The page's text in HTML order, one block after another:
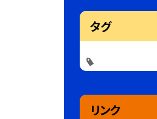
タグ
リンク